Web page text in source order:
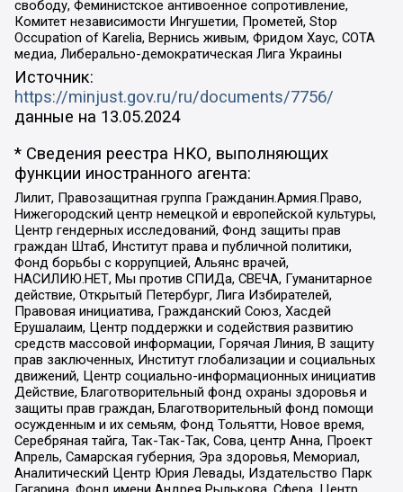
свободу, Феминистское антивоенное сопротивление,
Комитет независимости Ингушетии, Прометей, Stop
Occupation of Karelia, Вернись живым, Фридом Хаус, СОТА
медиа, Либерально-демократическая Лига Украины
Источник:
https://minjust.gov.ru/ru/documents/7756/
данные на 13.05.2024
* Сведения реестра НКО, выполняющих
функции иностранного агента:
Лилит, Правозащитная группа Гражданин.Армия.Право,
Нижегородский центр немецкой и европейской культуры,
Центр гендерных исследований, Фонд защиты прав
граждан Штаб, Институт права и публичной политики,
Фонд борьбы с коррупцией, Альянс врачей,
НАСИЛИЮ.НЕТ, Мы против СПИДа, СВЕЧА, Гуманитарное
действие, Открытый Петербург, Лига Избирателей,
Правовая инициатива, Гражданский Союз, Хасдей
Ерушалаим, Центр поддержки и содействия развитию
средств массовой информации, Горячая Линия, В защиту
прав заключенных, Институт глобализации и социальных
движений, Центр социально-информационных инициатив
Действие, Благотворительный фонд охраны здоровья и
защиты прав граждан, Благотворительный фонд помощи
осужденным и их семьям, Фонд Тольятти, Новое время,
Серебряная тайга, Так-Так-Так, Сова, центр Анна, Проект
Апрель, Самарская губерния, Эра здоровья, Мемориал,
Аналитический Центр Юрия Левады, Издательство Парк